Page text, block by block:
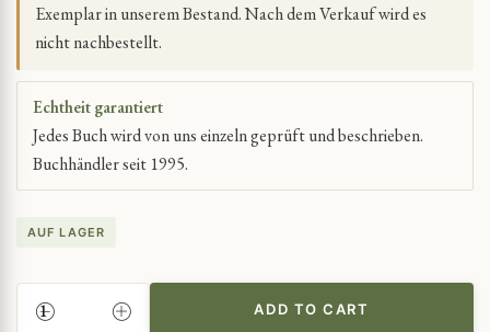
Exemplar in unserem Bestand. Nach dem Verkauf wird es
nicht nachbestellt.
Echtheit garantiert
Jedes Buch wird von uns einzeln geprüft und beschrieben.
Buchhändler seit 1995.
AUF LAGER
EXISTENZIELLE
ADD TO CART